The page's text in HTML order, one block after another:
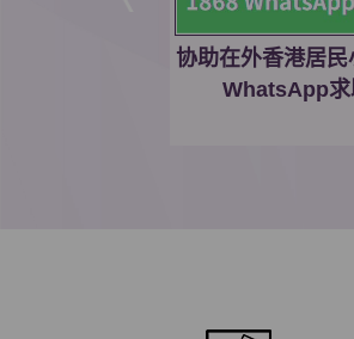
协助在外香港居
WhatsApp求